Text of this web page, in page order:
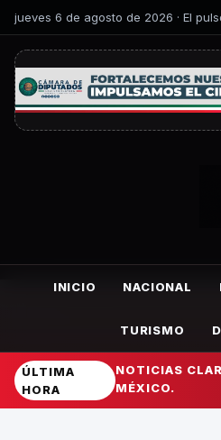
jueves 6 de agosto de 2026 · El
INICIO NACIONAL
TURISMO
ÚLTIMA
HORA
NOTICIAS
MÉXICO.